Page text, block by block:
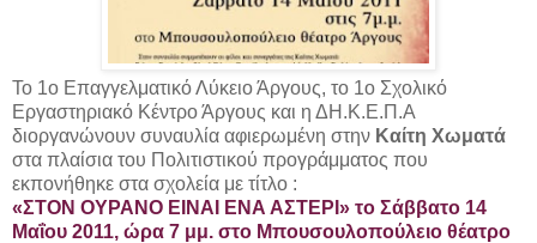
Το 1ο Επαγγελματικό Λύκειο Άργους, το 1ο Σχολικό
Εργαστηριακό Κέντρο Άργους και η ΔΗ.Κ.Ε.Π.Α
διοργανώνουν συναυλία αφιερωμένη στην Καίτη Χωματά
στα πλαίσια του Πολιτιστικού προγράμματος που
εκπονήθηκε στα σχολεία με τίτλο :
«ΣΤΟΝ ΟΥΡΑΝΟ ΕΙΝΑΙ ΕΝΑ ΑΣΤΕΡΙ» το Σάββατο 14
Μαΐου 2011, ώρα 7 μμ. στο Μπουσουλοπούλειο θέατρο